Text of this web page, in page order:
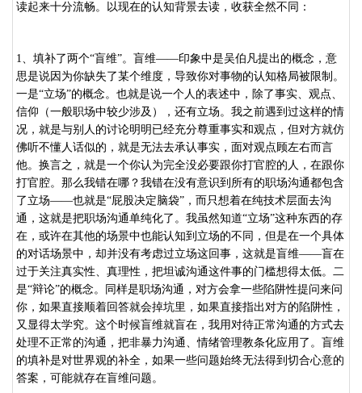
读起来十分流畅。以现在的认知背景去读，收获全然不同：
1、填补了两个“盲维”。盲维——印象中是吴伯凡提出的概念，意
思是说因为你缺失了某个维度，导致你对事物的认知格局被限制。
一是“立场”的概念。也就是说一个人的表述中，除了事实、观点、
信仰（一般职场中较少涉及），还有立场。我之前遇到过这样的情
况，就是与别人的讨论明明已经充分尊重事实和观点，但对方就仿
佛听不懂人话似的，就是无法去承认事实，面对观点顾左右而言
他。换言之，就是一个你认为完全没必要跟你打官腔的人，在跟你
打官腔。那么我错在哪？我错在没有意识到所有的职场沟通都包含
了立场——也就是“屁股决定脑袋”，而只想着在纯技术层面去沟
通，这就是把职场沟通单纯化了。我虽然知道“立场”这种东西的存
在，或许在其他的场景中也能认知到立场的不同，但是在一个具体
的对话场景中，却并没有考虑过立场这回事，这就是盲维——盲在
过于关注真实性、真理性，把坦诚沟通这件事的门槛想得太低。二
是“辩论”的概念。同样是职场沟通，对方会拿一些陷阱性提问来问
你，如果直接顺着回答就会掉坑里，如果直接指出对方的陷阱性，
又显得太学究。这个时候盲维就盲在，我用对待正常沟通的方式去
处理不正常的沟通，把非暴力沟通、情绪管理教条化应用了。盲维
的填补是对世界观的补全，如果一些问题始终无法得到切合心意的
答案，可能就存在盲维问题。